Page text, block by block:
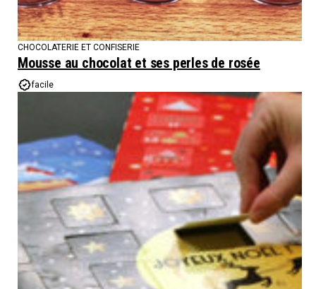
CHOCOLATERIE ET CONFISERIE
Mousse au chocolat et ses perles de rosée
facile